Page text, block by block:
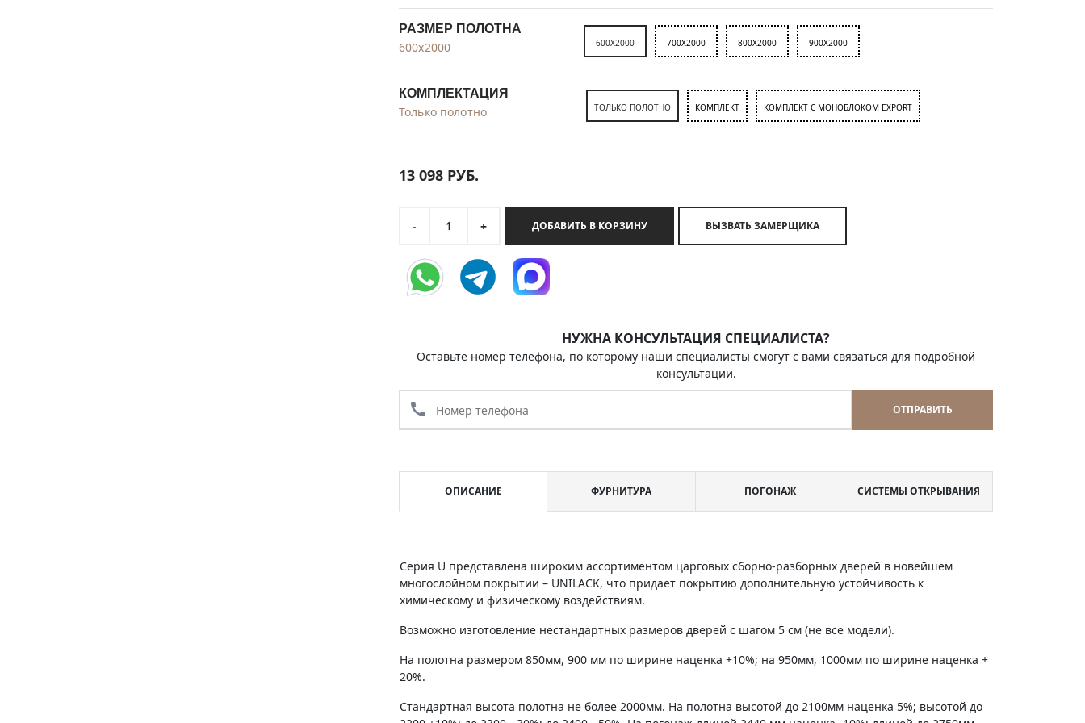
РАЗМЕР ПОЛОТНА
600x2000 600X2000 700X2000 800X2000 900X2000
КОМПЛЕКТАЦИЯ
Только полотно ТОЛЬКО ПОЛОТНО КОМПЛЕКТ КОМПЛЕКТ С МОНОБЛОКОМ EXPORT
13 098 РУБ.
- 1 + ДОБАВИТЬ В КОРЗИНУ ВЫЗВАТЬ ЗАМЕРЩИКА
НУЖНА КОНСУЛЬТАЦИЯ СПЕЦИАЛИСТА?
Оставьте номер телефона, по которому наши специалисты смогут с вами связаться для подробной
консультации.
call ОТПРАВИТЬ
ОПИСАНИЕ ФУРНИТУРА ПОГОНАЖ СИСТЕМЫ ОТКРЫВАНИЯ
Серия U представлена широким ассортиментом царговых сборно-разборных дверей в новейшем
многослойном покрытии – UNILACK, что придает покрытию дополнительную устойчивость к
химическому и физическому воздействиям.
Возможно изготовление нестандартных размеров дверей с шагом 5 см (не все модели).
На полотна размером 850мм, 900 мм по ширине наценка +10%; на 950мм, 1000мм по ширине наценка +
20%.
Стандартная высота полотна не более 2000мм. На полотна высотой до 2100мм наценка 5%; высотой до